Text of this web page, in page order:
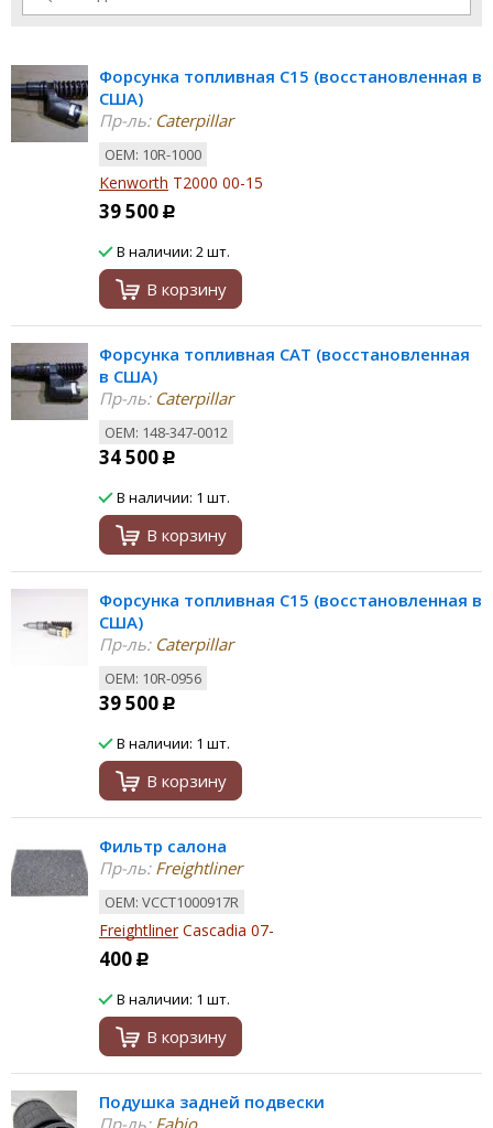
Форсунка топливная C15 (восстановленная в
США)
Пр-ль:Caterpillar
ОЕМ: 10R-1000
Kenworth T2000 00-15
39 500 Р
В наличии: 2 шт.
В корзину
Форсунка топливная CAT (восстановленная
в США)
Пр-ль:Caterpillar
ОЕМ: 148-347-0012
34 500 Р
В наличии: 1 шт.
В корзину
Форсунка топливная C15 (восстановленная в
США)
Пр-ль:Caterpillar
ОЕМ: 10R-0956
39 500 Р
В наличии: 1 шт.
В корзину
Фильтр салона
Пр-ль:Freightliner
ОЕМ: VCCT1000917R
FreightlinerCascadia 07-
400 Р
В наличии: 1 шт.
В корзину
Подушка задней подвески
Пр-ль:Fabio